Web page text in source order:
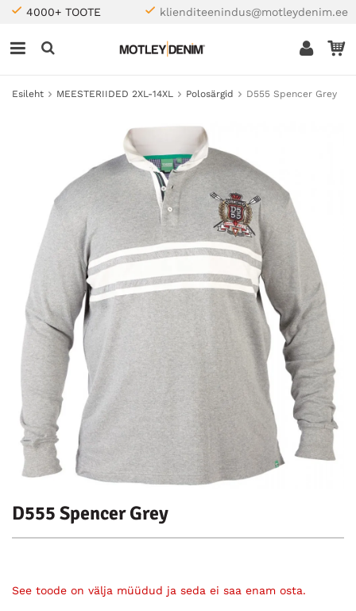
4000+ TOOTE klienditeenindus@motleydenim.ee
Esileht MEESTERIIDED 2XL-14XL Polosärgid D555 Spencer Grey
D555 Spencer Grey
See toode on välja müüdud ja seda ei saa enam osta.